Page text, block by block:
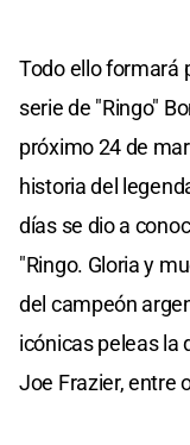
Todo ello formará
serie de "Ringo"
próximo 24 de
historia del
días se dio a
"Ringo. Gloria y
del campeón
icónicas peleas la
Joe Frazier, entre